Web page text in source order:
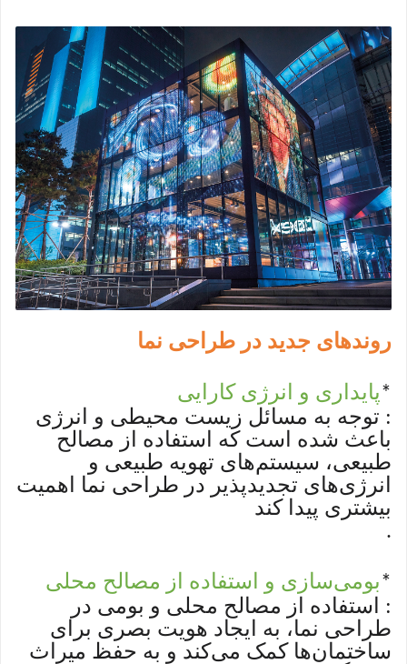
روندهای جدید در طراحی نما
*پایداری و انرژی کارایی
: توجه به مسائل زیست محیطی و انرژی
باعث شده است که استفاده از مصالح
طبیعی، سیستم‌های تهویه طبیعی و
انرژی‌های تجدیدپذیر در طراحی نما اهمیت
بیشتری پیدا کند
.
*بومی‌سازی و استفاده از مصالح محلی
: استفاده از مصالح محلی و بومی در
طراحی نما، به ایجاد هویت بصری برای
ساختمان‌ها کمک می‌کند و به حفظ میراث